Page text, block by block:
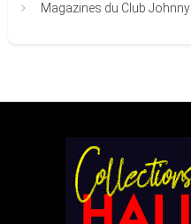
Magazines du Club Johnny